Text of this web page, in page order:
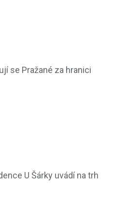
se Pražané za hranici
U Šárky uvádí na trh